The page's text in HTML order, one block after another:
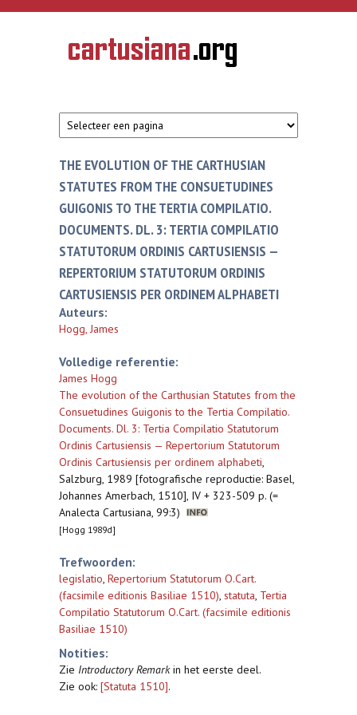
Overslaan en naar de inhoud gaan
CARTUSIANA
Geschiedenis
van de
THE EVOLUTION OF THE CARTHUSIAN
STATUTES FROM THE CONSUETUDINES
GUIGONIS TO THE TERTIA COMPILATIO.
DOCUMENTS. DL. 3: TERTIA COMPILATIO
STATUTORUM ORDINIS CARTUSIENSIS —
REPERTORIUM STATUTORUM ORDINIS
CARTUSIENSIS PER ORDINEM ALPHABETI
Auteurs:
Hogg, James
Volledige referentie:
James Hogg
The evolution of the Carthusian Statutes from the
Consuetudines Guigonis to the Tertia Compilatio.
Documents. Dl. 3: Tertia Compilatio Statutorum
Ordinis Cartusiensis — Repertorium Statutorum
Ordinis Cartusiensis per ordinem alphabeti,
Salzburg, 1989 [fotografische reproductie: Basel,
Johannes Amerbach, 1510], IV + 323-509 p. (=
Analecta Cartusiana, 99:3)
[Hogg 1989d]
Trefwoorden:
legislatio, Repertorium Statutorum O.Cart.
(facsimile editionis Basiliae 1510), statuta, Tertia
Compilatio Statutorum O.Cart. (facsimile editionis
Basiliae 1510)
Notities:
Zie Introductory Remarkin het eerste deel.
Zie ook: [Statuta 1510].